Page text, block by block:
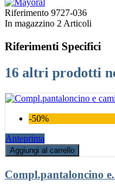
Riferimento 9727-036
In magazzino 2 Articoli
Riferimenti Specifici
16 altri prodotti
-50%
Anteprima
Aggiungi al carrello
Compl.pantaloncino